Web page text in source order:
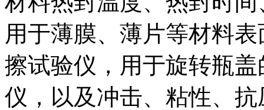
用于薄膜、薄片等材料
擦试验仪，用于旋转瓶
仪，以及冲击、粘性、